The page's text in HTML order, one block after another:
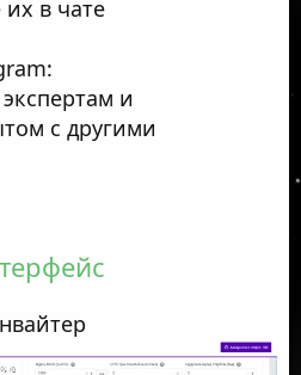
в чате
и
с другими